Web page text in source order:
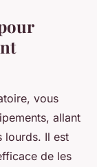
vous
allant
lourds. Il est
de les